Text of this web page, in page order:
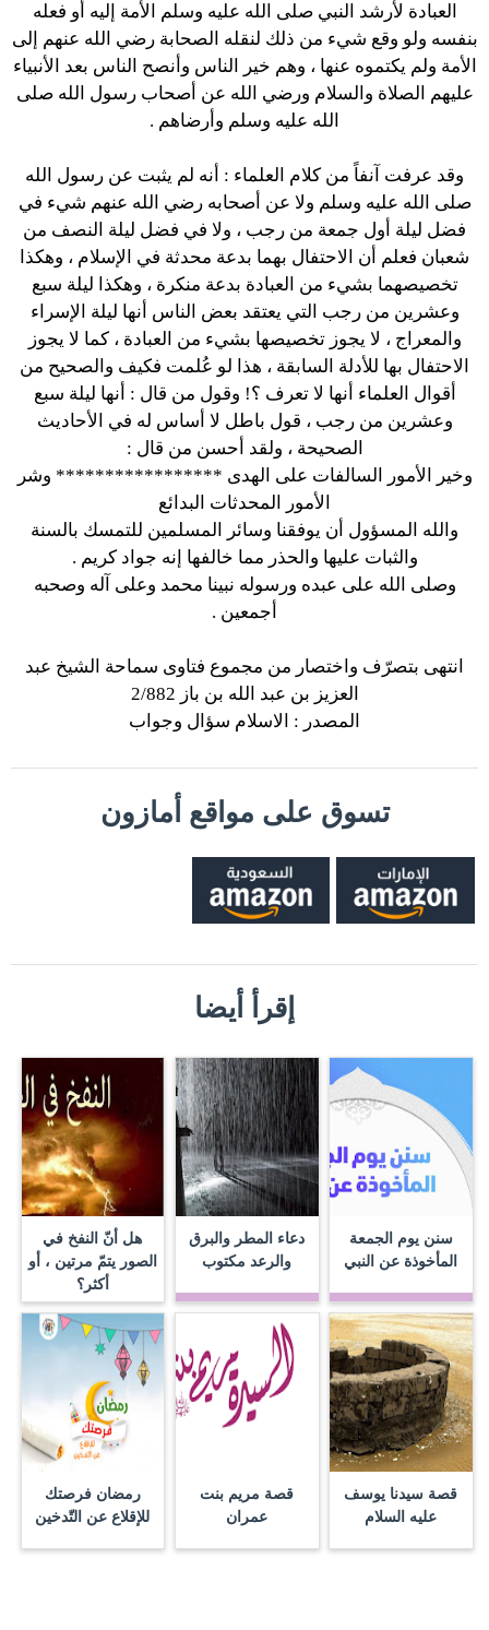
العبادة لأرشد النبي صلى الله عليه وسلم الأمة إليه أو فعله
بنفسه ولو وقع شيء من ذلك لنقله الصحابة رضي الله عنهم إلى
الأمة ولم يكتموه عنها ، وهم خير الناس وأنصح الناس بعد الأنبياء
عليهم الصلاة والسلام ورضي الله عن أصحاب رسول الله صلى
الله عليه وسلم وأرضاهم .
وقد عرفت آنفاً من كلام العلماء : أنه لم يثبت عن رسول الله
صلى الله عليه وسلم ولا عن أصحابه رضي الله عنهم شيء في
فضل ليلة أول جمعة من رجب ، ولا في فضل ليلة النصف من
شعبان فعلم أن الاحتفال بهما بدعة محدثة في الإسلام ، وهكذا
تخصيصهما بشيء من العبادة بدعة منكرة ، وهكذا ليلة سبع
وعشرين من رجب التي يعتقد بعض الناس أنها ليلة الإسراء
والمعراج ، لا يجوز تخصيصها بشيء من العبادة ، كما لا يجوز
الاحتفال بها للأدلة السابقة ، هذا لو عُلمت فكيف والصحيح من
أقوال العلماء أنها لا تعرف ؟! وقول من قال : أنها ليلة سبع
وعشرين من رجب ، قول باطل لا أساس له في الأحاديث
الصحيحة ، ولقد أحسن من قال :
وخير الأمور السالفات على الهدى ***************** وشر
الأمور المحدثات البدائع
والله المسؤول أن يوفقنا وسائر المسلمين للتمسك بالسنة
والثبات عليها والحذر مما خالفها إنه جواد كريم .
وصلى الله على عبده ورسوله نبينا محمد وعلى آله وصحبه
أجمعين .
انتهى بتصرّف واختصار من مجموع فتاوى سماحة الشيخ عبد
العزيز بن عبد الله بن باز 2/882
المصدر : الاسلام سؤال وجواب
تسوق على مواقع أمازون
إقرأ أيضا
سنن يوم الجمعة
المأخوذة عن النبي
دعاء المطر والبرق
والرعد مكتوب
هل أنّ النفخ في
الصور يتمّ مرتين ، أو
أكثر؟
قصة سيدنا يوسف
عليه السلام
قصة مريم بنت
عمران
رمضان فرصتك
للإقلاع عن التّدخين